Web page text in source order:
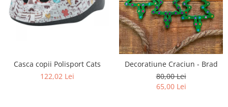
Casca copii Polisport Cats
122,02 Lei
Decoratiune Craciun - Brad
80,00 Lei
65,00 Lei